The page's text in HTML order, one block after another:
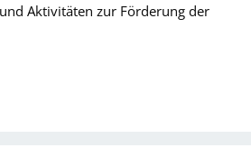
Aktivitäten zur Förderung der